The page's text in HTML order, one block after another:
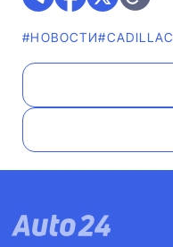
#НОВОСТИ#CADILLAC